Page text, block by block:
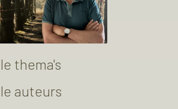
thema's
auteurs